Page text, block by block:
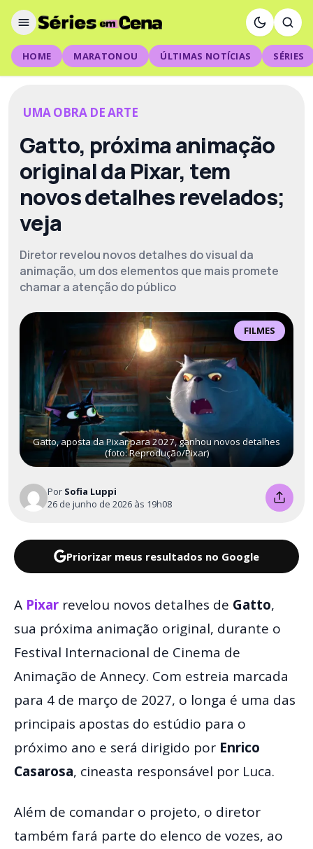
HOME MARATONOU ÚLTIMAS NOTÍCIAS SÉRIES
UMA OBRA DE ARTE
Gatto, próxima animação
original da Pixar, tem
novos detalhes revelados;
veja
Diretor revelou novos detalhes do visual da
animação, um dos elementos que mais promete
chamar a atenção do público
FILMES
Gatto, aposta da Pixar para 2027, ganhou novos detalhes
(foto: Reprodução/Pixar)
Por Sofia Luppi
26 de junho de 2026 às 19h08
Priorizar meus resultados no Google
A Pixar revelou novos detalhes de Gatto,
sua próxima animação original, durante o
Festival Internacional de Cinema de
Animação de Annecy. Com estreia marcada
para 4 de março de 2027, o longa é uma das
principais apostas do estúdio para o
próximo ano e será dirigido por Enrico
Casarosa, cineasta responsável por Luca.
Além de comandar o projeto, o diretor
também fará parte do elenco de vozes, ao